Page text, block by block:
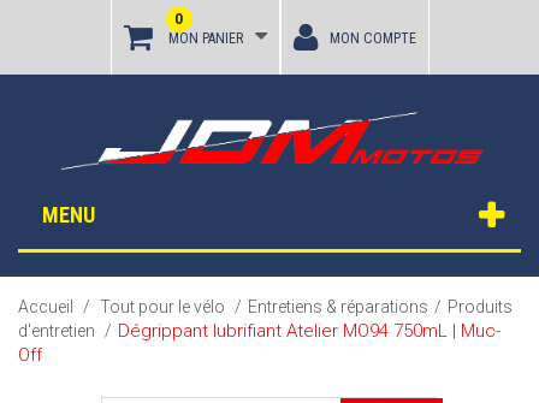
MON PANIER
0
MON COMPTE
MENU
Accueil / Tout pour le vélo / Entretiens & réparations / Produits
d'entretien
/ Dégrippant lubrifiant Atelier MO94 750mL | Muc-
Off